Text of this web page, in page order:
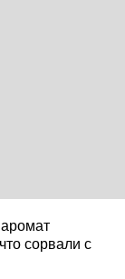
сорвали с